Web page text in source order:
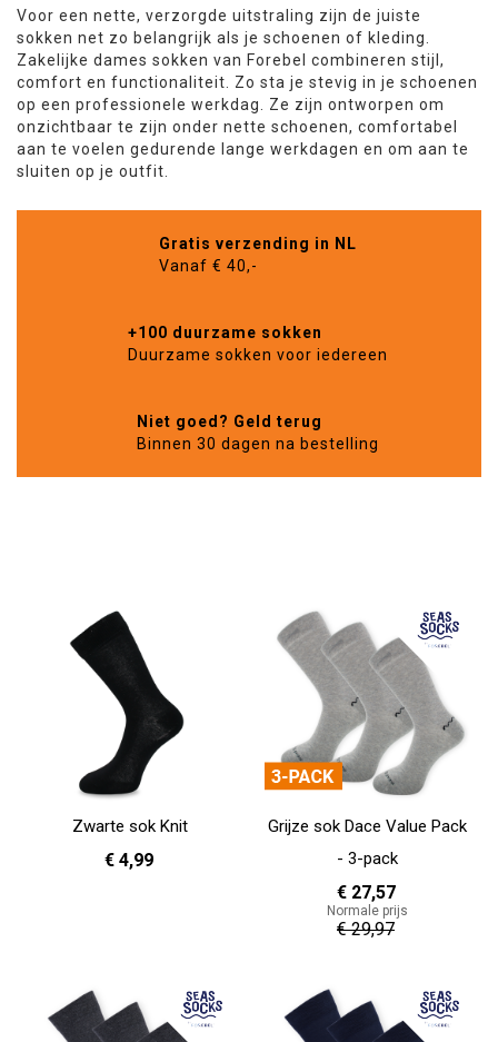
Voor een nette, verzorgde uitstraling zijn de juiste
sokken net zo belangrijk als je schoenen of kleding.
Zakelijke dames sokken van Forebel combineren stijl,
comfort en functionaliteit. Zo sta je stevig in je schoenen
op een professionele werkdag. Ze zijn ontworpen om
onzichtbaar te zijn onder nette schoenen, comfortabel
aan te voelen gedurende lange werkdagen en om aan te
sluiten op je outfit.
Gratis verzending in NL
Vanaf € 40,-
+100 duurzame sokken
Duurzame sokken voor iedereen
Niet goed? Geld terug
Binnen 30 dagen na bestelling
Zwarte sok Knit
€ 4,99
Grijze sok Dace Value Pack
- 3-pack
€ 27,57
Normale prijs
€ 29,97
In Winkelwagen